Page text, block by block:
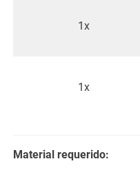
1x
1x
Material requerido: